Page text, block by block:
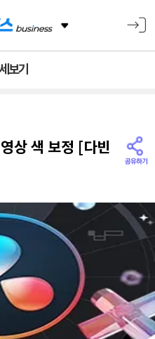
보기
상 색 보정 [다빈